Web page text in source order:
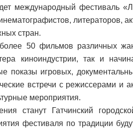
международный фестиваль
литераторов,
стран.
50 фильмов различных
киноиндустрии, так и
показы игровых,
встречи с режиссерами и
мероприятия.
станут Гатчинский
фестиваля по традиции